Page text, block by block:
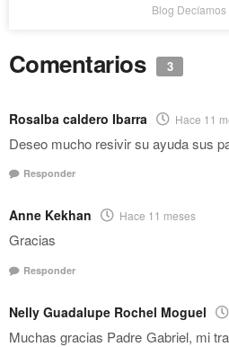
Blog Decíamos
Comentarios 3
Rosalba caldero Ibarra Hace 11
Deseo mucho resivir su ayuda sus
Responder
Anne Kekhan Hace 11 meses
Gracias
Responder
Nelly Guadalupe Rochel Moguel
Muchas gracias Padre Gabriel, mi